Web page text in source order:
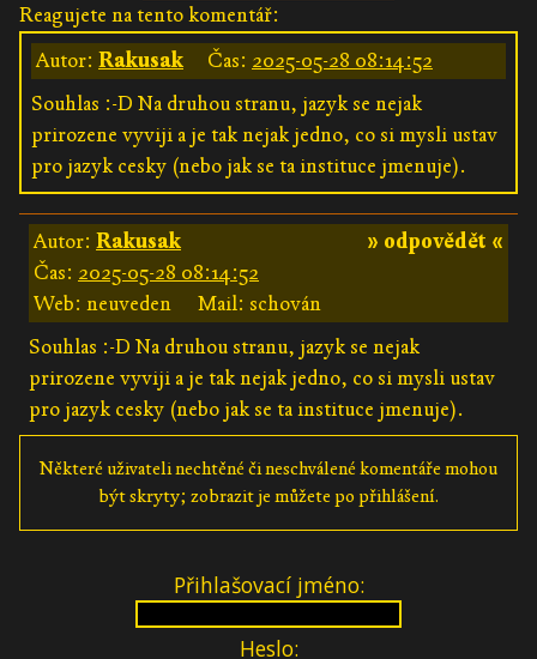
Reagujete na tento komentář:
Autor: Rakusak Čas: 2025-05-28 08:14:52
Souhlas :-D Na druhou stranu, jazyk se nejak
prirozene vyviji a je tak nejak jedno, co si mysli ustav
pro jazyk cesky (nebo jak se ta instituce jmenuje).
» odpovědět «
Autor: Rakusak
Čas: 2025-05-28 08:14:52
Web: neuveden
Mail: schován
Souhlas :-D Na druhou stranu, jazyk se nejak
prirozene vyviji a je tak nejak jedno, co si mysli ustav
pro jazyk cesky (nebo jak se ta instituce jmenuje).
Některé uživateli nechtěné či neschválené komentáře mohou
být skryty; zobrazit je můžete po přihlášení.
Přihlašovací jméno:
Heslo: